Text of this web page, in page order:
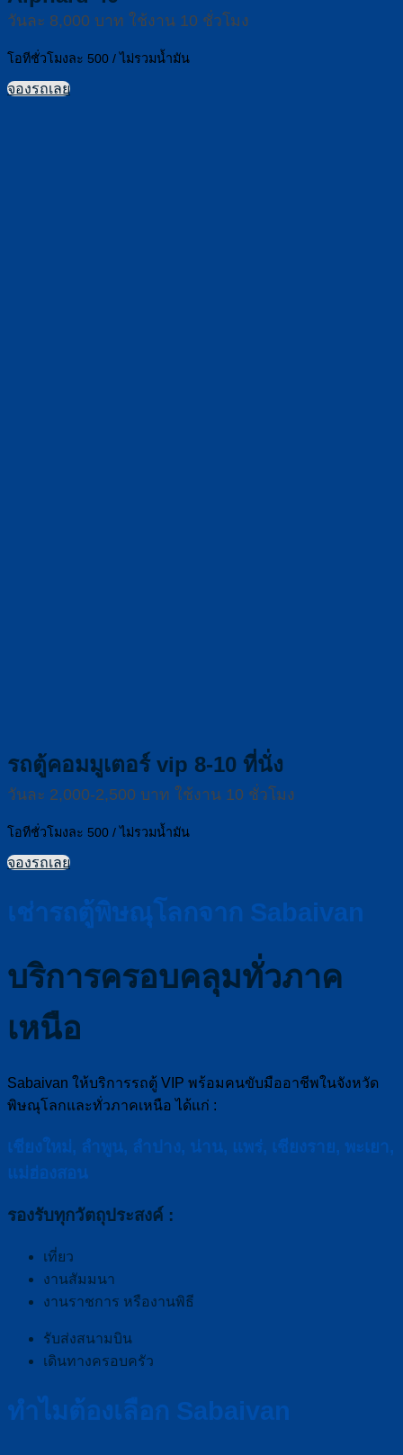
วันละ 8,000 บาท ใช้งาน 10 ชั่วโมง
โอทีชั่วโมงละ 500 / ไม่รวมน้ำมัน
จองรถเลย
รถตู้คอมมูเตอร์ vip 8-10 ที่นั่ง
วันละ 2,000-2,500 บาท ใช้งาน 10 ชั่วโมง
โอทีชั่วโมงละ 500 / ไม่รวมน้ำมัน
จองรถเลย
เช่ารถตู้พิษณุโลกจาก Sabaivan
บริการครอบคลุมทั่วภาค
เหนือ
Sabaivan ให้บริการรถตู้ VIP พร้อมคนขับมืออาชีพในจังหวัด
พิษณุโลกและทั่วภาคเหนือ ได้แก่ :
เชียงใหม่, ลำพูน, ลำปาง, น่าน, แพร่, เชียงราย, พะเยา,
แม่ฮ่องสอน
รองรับทุกวัตถุประสงค์ :
เที่ยว
งานสัมมนา
งานราชการ หรืองานพิธี
รับส่งสนามบิน
เดินทางครอบครัว
ทำไมต้องเลือก Sabaivan